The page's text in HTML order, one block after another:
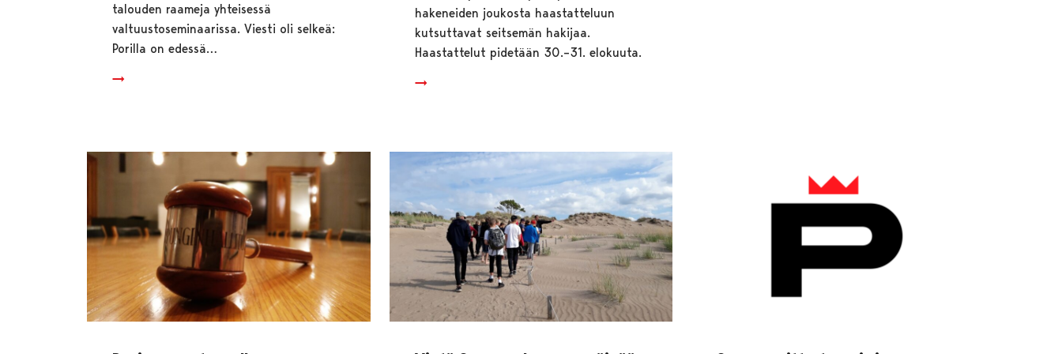
talouden raameja yhteisessä
valtuustoseminaarissa. Viesti oli selkeä:
Porilla on edessä…
hakeneiden joukosta haastatteluun
kutsuttavat seitsemän hakijaa.
Haastattelut pidetään 30.–31. elokuuta.